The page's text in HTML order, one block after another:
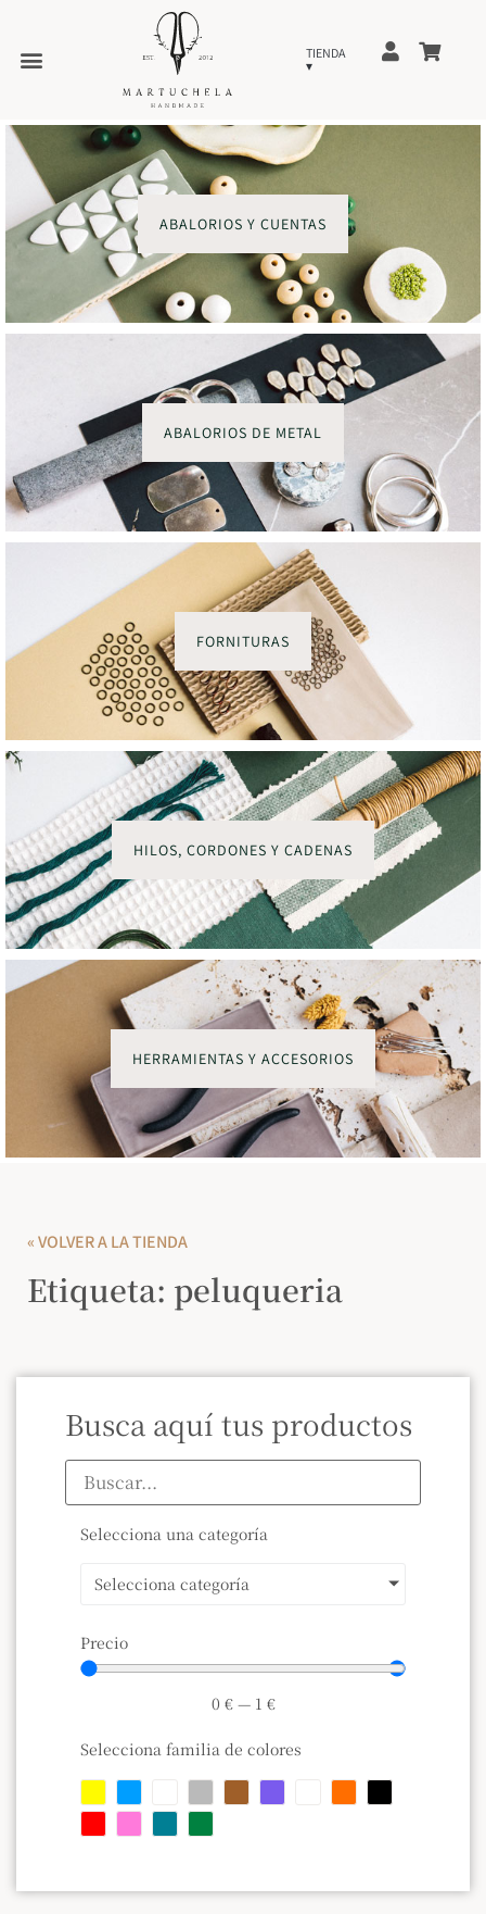
ABALORIOS Y CUENTAS
ABALORIOS DE METAL
FORNITURAS
HILOS, CORDONES Y CADENAS
HERRAMIENTAS Y ACCESORIOS
« VOLVER A LA TIENDA
Etiqueta: peluqueria
Busca aquí tus productos
Selecciona una categoría
Selecciona categoría
Precio
0 €— 1 €
Selecciona familia de colores